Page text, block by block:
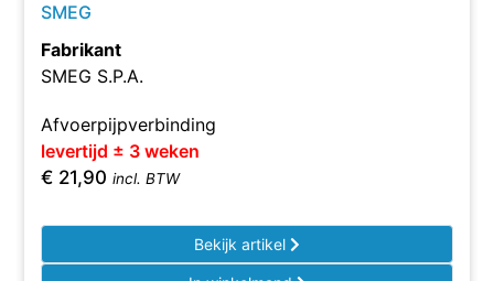
SMEG
Fabrikant
SMEG S.P.A.
Afvoerpijpverbinding
levertijd ± 3 weken
€ 21,90 incl. BTW
Bekijk artikel